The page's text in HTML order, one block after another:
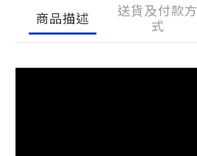
商品描述
送貨及付款方
式